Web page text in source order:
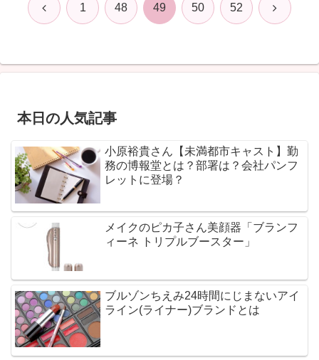
前 1 48 49 50 52 次
本日の人気記事
小原裕貴さん【未満都市キャスト】勤
務の博報堂とは？部署は？会社パンフ
レットに登場？
メイクのピカ子さん美顔器「ブランフ
ィーネ トリプルブースター」
ブルゾンちえみ24時間にじまないアイ
ライン(ライナー)ブランドとは